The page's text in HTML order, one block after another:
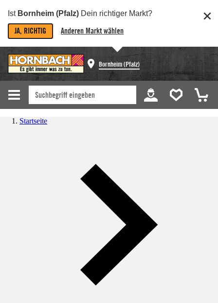
Ist Bornheim (Pfalz) Dein richtiger Markt?
JA, RICHTIG Anderen Markt wählen
Bornheim (Pfalz)
Startseite